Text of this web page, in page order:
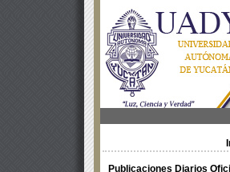
Publicaciones Diarios